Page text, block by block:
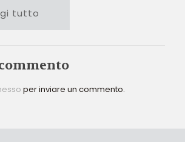
tutto
per inviare un commento.